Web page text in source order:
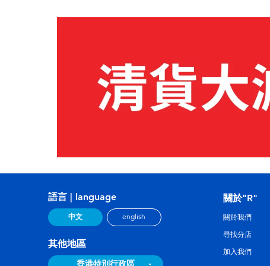
語言 | language
中文 english
其他地區
香港特別行政區
關於"R"
關於我們
尋找分店
加入我們